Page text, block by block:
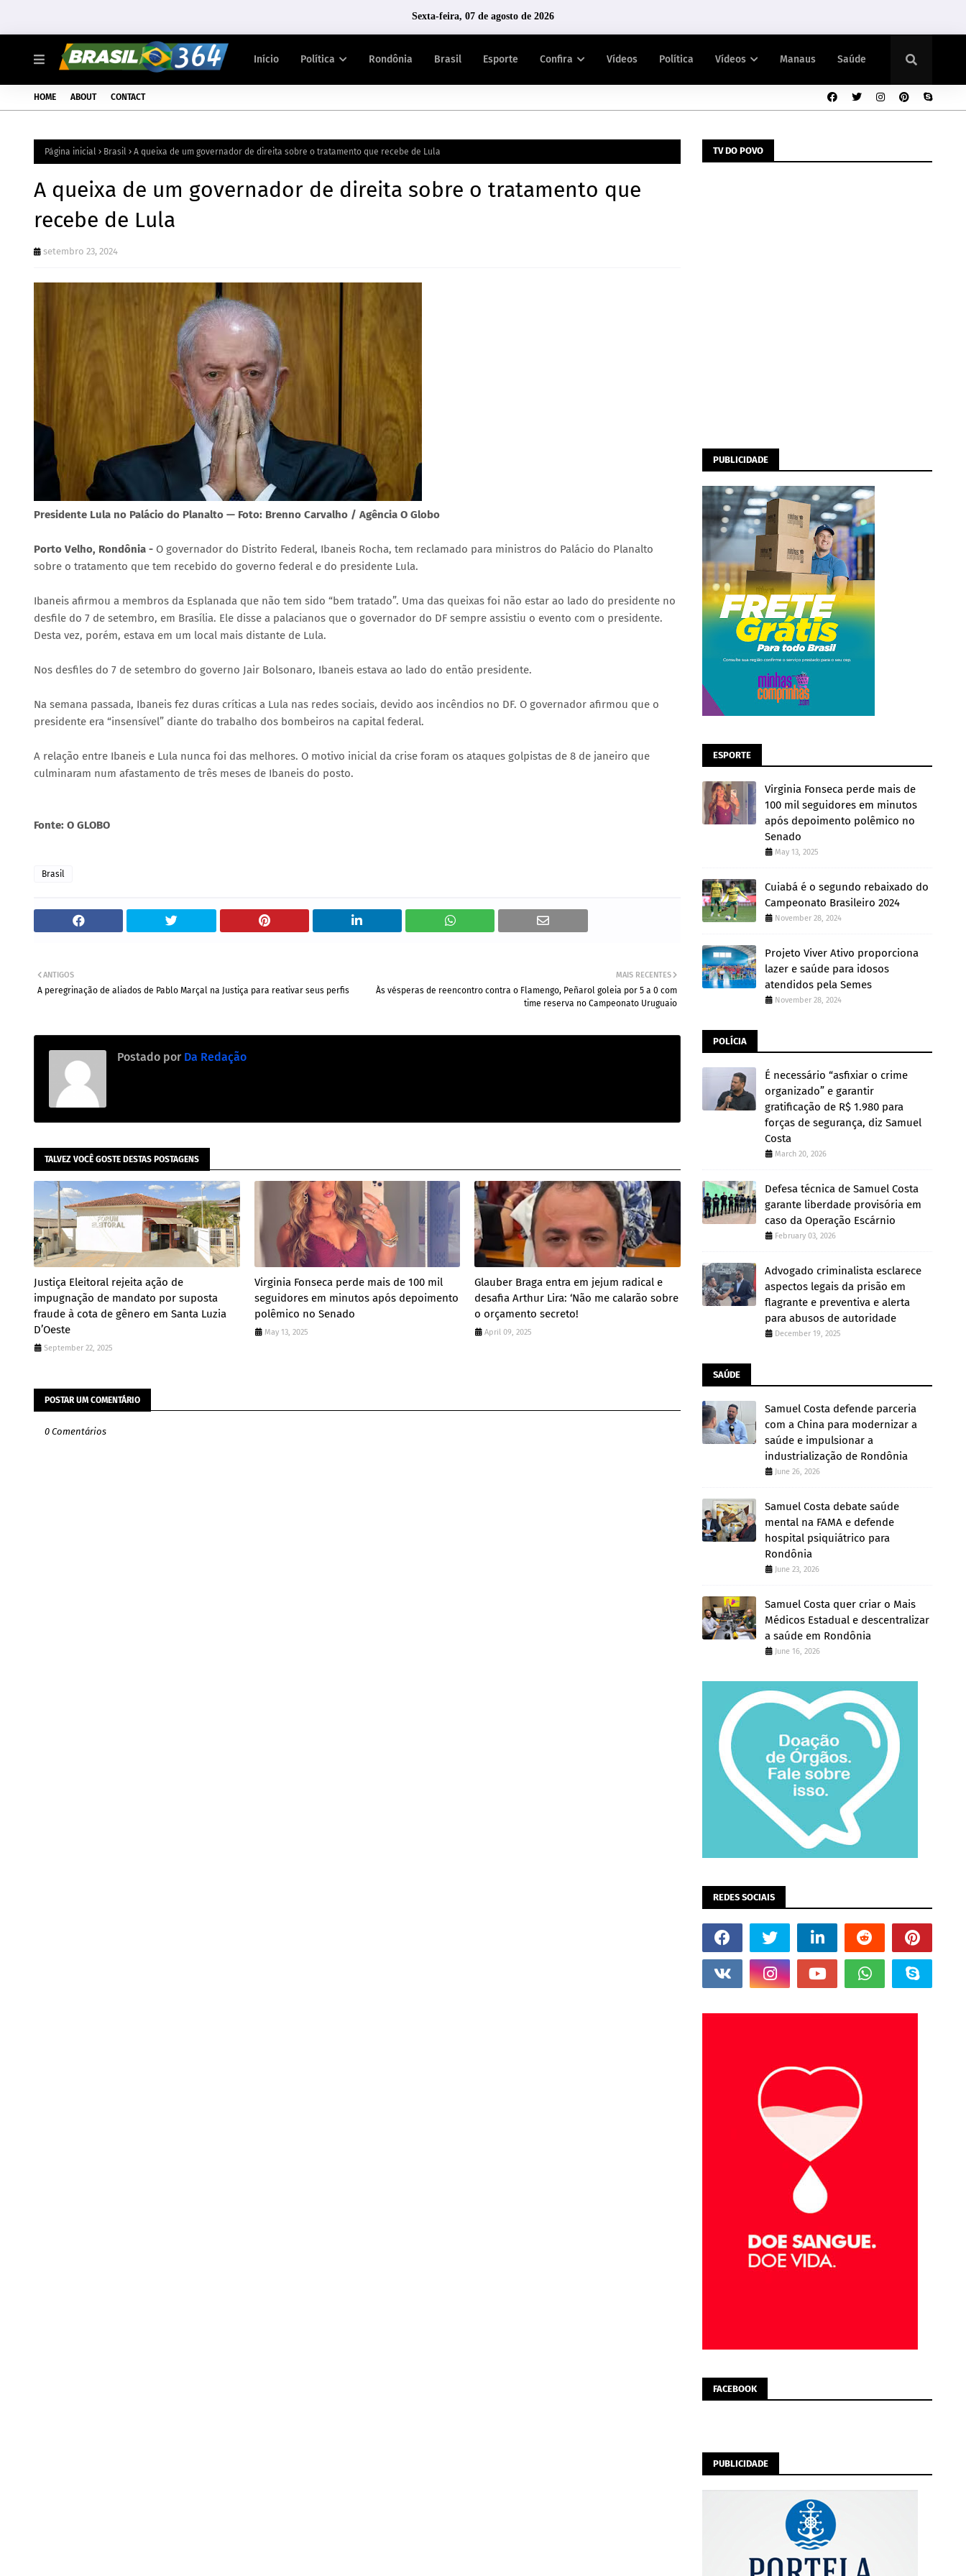
Sexta-feira, 07 de agosto de 2026
Início Política Rondônia Brasil Esporte Confira Vídeos Política Vídeos Manaus Saúde
HOME ABOUT CONTACT
Página inicial Brasil A queixa de um governador de direita sobre o tratamento que recebe de Lula
A queixa de um governador de direita sobre o tratamento que
recebe de Lula
setembro 23, 2024
Presidente Lula no Palácio do Planalto — Foto: Brenno Carvalho / Agência O Globo
Porto Velho, Rondônia - O governador do Distrito Federal, Ibaneis Rocha, tem reclamado para ministros do Palácio do Planalto
sobre o tratamento que tem recebido do governo federal e do presidente Lula.
Ibaneis afirmou a membros da Esplanada que não tem sido “bem tratado”. Uma das queixas foi não estar ao lado do presidente no
desfile do 7 de setembro, em Brasília. Ele disse a palacianos que o governador do DF sempre assistiu o evento com o presidente.
Desta vez, porém, estava em um local mais distante de Lula.
Nos desfiles do 7 de setembro do governo Jair Bolsonaro, Ibaneis estava ao lado do então presidente.
Na semana passada, Ibaneis fez duras críticas a Lula nas redes sociais, devido aos incêndios no DF. O governador afirmou que o
presidente era “insensível” diante do trabalho dos bombeiros na capital federal.
A relação entre Ibaneis e Lula nunca foi das melhores. O motivo inicial da crise foram os ataques golpistas de 8 de janeiro que
culminaram num afastamento de três meses de Ibaneis do posto.
Fonte: O GLOBO
Brasil
MAIS RECENTES
Às vésperas de reencontro contra o Flamengo, Peñarol goleia por 5 a 0 com
time reserva no Campeonato Uruguaio
ANTIGOS
A peregrinação de aliados de Pablo Marçal na Justiça para reativar seus perfis
Postado por Da Redação
TALVEZ VOCÊ GOSTE DESTAS POSTAGENS
Justiça Eleitoral rejeita ação de
impugnação de mandato por suposta
fraude à cota de gênero em Santa Luzia
D’Oeste
September 22, 2025
Virginia Fonseca perde mais de 100 mil
seguidores em minutos após depoimento
polêmico no Senado
May 13, 2025
Glauber Braga entra em jejum radical e
desafia Arthur Lira: ‘Não me calarão sobre
o orçamento secreto!
April 09, 2025
POSTAR UM COMENTÁRIO
0 Comentários
TV DO POVO
PUBLICIDADE
ESPORTE
Virginia Fonseca perde mais de
100 mil seguidores em minutos
após depoimento polêmico no
Senado
May 13, 2025
Cuiabá é o segundo rebaixado do
Campeonato Brasileiro 2024
November 28, 2024
Projeto Viver Ativo proporciona
lazer e saúde para idosos
atendidos pela Semes
November 28, 2024
POLÍCIA
É necessário “asfixiar o crime
organizado” e garantir
gratificação de R$ 1.980 para
forças de segurança, diz Samuel
Costa
March 20, 2026
Defesa técnica de Samuel Costa
garante liberdade provisória em
caso da Operação Escárnio
February 03, 2026
Advogado criminalista esclarece
aspectos legais da prisão em
flagrante e preventiva e alerta
para abusos de autoridade
December 19, 2025
SAÚDE
Samuel Costa defende parceria
com a China para modernizar a
saúde e impulsionar a
industrialização de Rondônia
June 26, 2026
Samuel Costa debate saúde
mental na FAMA e defende
hospital psiquiátrico para
Rondônia
June 23, 2026
Samuel Costa quer criar o Mais
Médicos Estadual e descentralizar
a saúde em Rondônia
June 16, 2026
REDES SOCIAIS
FACEBOOK
PUBLICIDADE